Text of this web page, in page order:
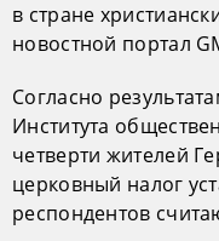
в стране
новостной портал
Согласно
Института
четверти жителей
церковный налог
респондентов